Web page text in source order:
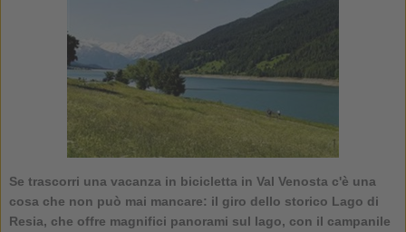
Se trascorri una vacanza in bicicletta in Val Venosta c'è una
cosa che non può mai mancare: il giro dello storico Lago di
Resia, che offre magnifici panorami sul lago, con il campanile